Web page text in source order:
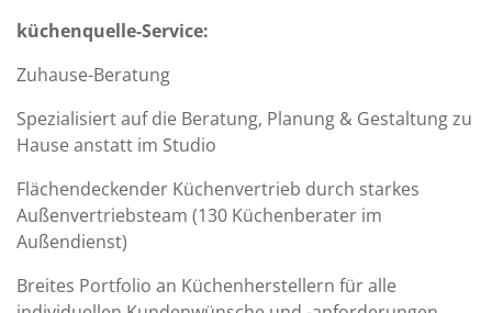
küchenquelle-Service:
Zuhause-Beratung
Spezialisiert auf die Beratung, Planung & Gestaltung zu
Hause anstatt im Studio
Flächendeckender Küchenvertrieb durch starkes
Außenvertriebsteam (130 Küchenberater im
Außendienst)
Breites Portfolio an Küchenherstellern für alle